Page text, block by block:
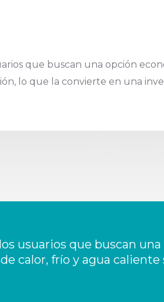
que buscan una opción
lo que la convierte en una
usuarios que buscan
calor, frío y agua caliente